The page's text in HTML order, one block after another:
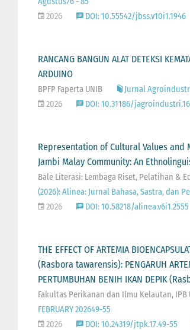
2026
DOI: 10.55542/jbss.v10i1.1946
RANCANG BANGUN ALAT DETEKSI
ARDUINO
BPFP Faperta UNIB
Jurnal Agroindustri
2026
DOI: 10.31186/
Representation of Cultural Values and
Jambi Malay Community: An
Bale Literasi: Lembaga Riset, Pelatihan &
(2026): Alinea: Jurnal Bahasa, Sastra, dan
2026
DOI: 10.58218/alinea.v6i1.2555
THE EFFECT OF ARTEMIA
(Rasbora tawarensis): PENGARUH
PERTUMBUHAN BENIH IKAN DEPIK
Fakultas Perikanan dan Ilmu Kelautan, IPB
FEBRUARY 202649-55
2026
DOI: 10.24319/jtpk.17.49-55